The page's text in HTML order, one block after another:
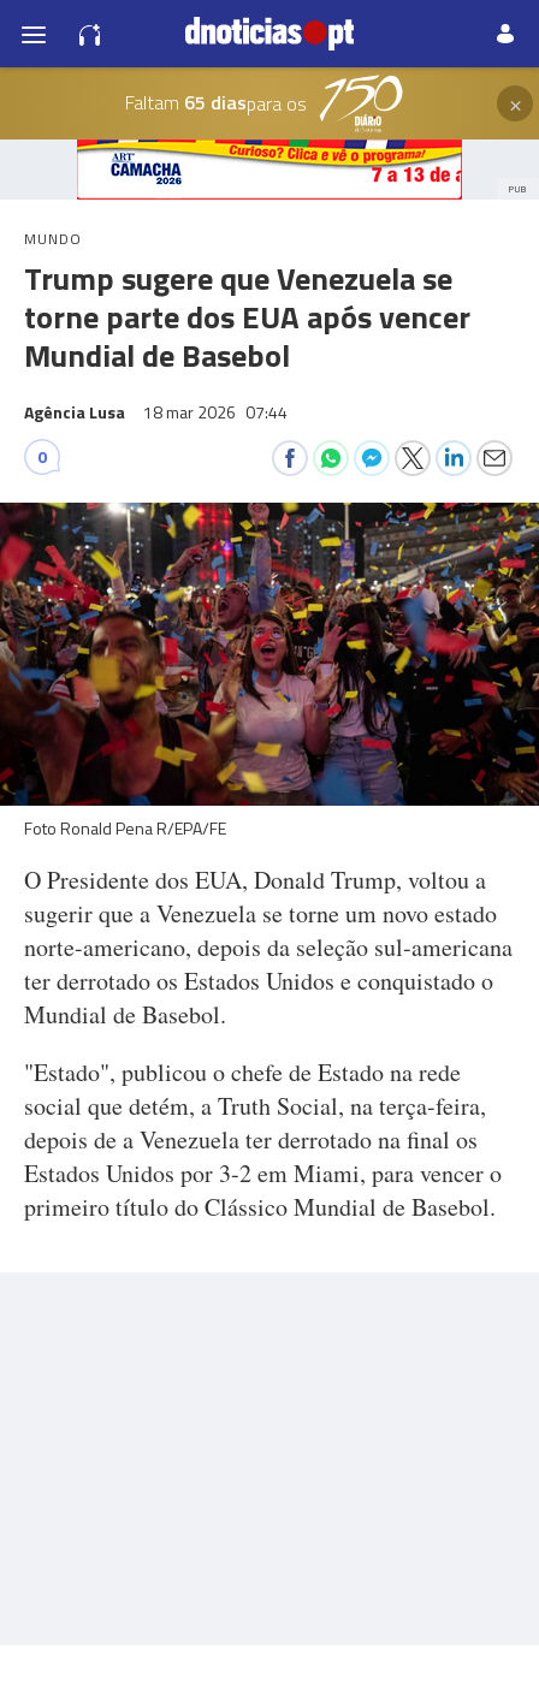
Faltam 65 diaspara os ×
PUB
MUNDO
Trump sugere que Venezuela se
torne parte dos EUA após vencer
Mundial de Basebol
Agência Lusa 18 mar 2026 07:44
0
Foto Ronald Pena R/EPA/FE
O Presidente dos EUA, Donald Trump, voltou a
sugerir que a Venezuela se torne um novo estado
norte-americano, depois da seleção sul-americana
ter derrotado os Estados Unidos e conquistado o
Mundial de Basebol.
"Estado", publicou o chefe de Estado na rede
social que detém, a Truth Social, na terça-feira,
depois de a Venezuela ter derrotado na final os
Estados Unidos por 3-2 em Miami, para vencer o
primeiro título do Clássico Mundial de Basebol.